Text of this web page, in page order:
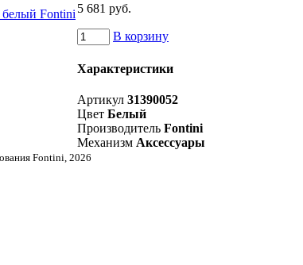
5 681 руб.
В корзину
Характеристики
Артикул 31390052
Цвет Белый
Производитель Fontini
Механизм Аксессуары
Fontini, 2026